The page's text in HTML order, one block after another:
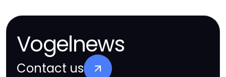
Vogelnews
Contact us